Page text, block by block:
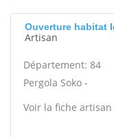
Ouverture habitat
Artisan
Département: 84
Pergola Soko -
Voir la fiche artisan